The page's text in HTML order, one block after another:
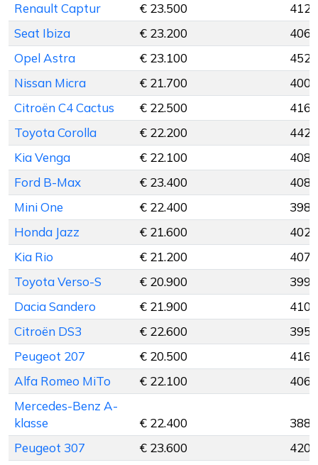
Renault Captur
€ 23.500
412
Seat Ibiza
€ 23.200
406
Opel Astra
€ 23.100
452
Nissan Micra
€ 21.700
400
Citroën C4 Cactus
€ 22.500
416
Toyota Corolla
€ 22.200
442
Kia Venga
€ 22.100
408
Ford B-Max
€ 23.400
408
Mini One
€ 22.400
398
Honda Jazz
€ 21.600
402
Kia Rio
€ 21.200
407
Toyota Verso-S
€ 20.900
399
Dacia Sandero
€ 21.900
410
Citroën DS3
€ 22.600
395
Peugeot 207
€ 20.500
416
Alfa Romeo MiTo
€ 22.100
406
Mercedes-Benz A-
klasse
€ 22.400
388
Peugeot 307
€ 23.600 420